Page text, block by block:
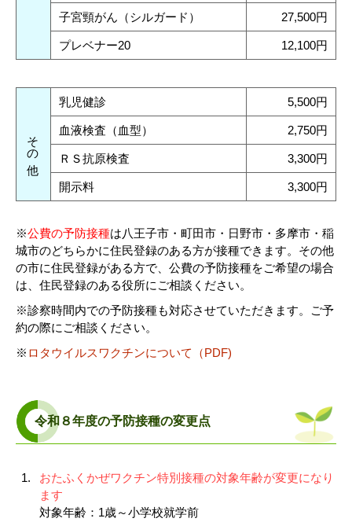
子宮頸がん（シルガード） 27,500円
プレベナー20 12,100円
その他
乳児健診 5,500円
血液検査（血型） 2,750円
ＲＳ抗原検査 3,300円
開示料 3,300円
※公費の予防接種は八王子市・町田市・日野市・多摩市・稲
城市のどちらかに住民登録のある方が接種できます。その他
の市に住民登録がある方で、公費の予防接種をご希望の場合
は、住民登録のある役所にご相談ください。
※診察時間内での予防接種も対応させていただきます。ご予
約の際にご相談ください。
※ ロタウイルスワクチンについて（PDF)
令和８年度の予防接種の変更点
おたふくかぜワクチン特別接種の対象年齢が変更になり
ます
対象年齢：1歳～小学校就学前